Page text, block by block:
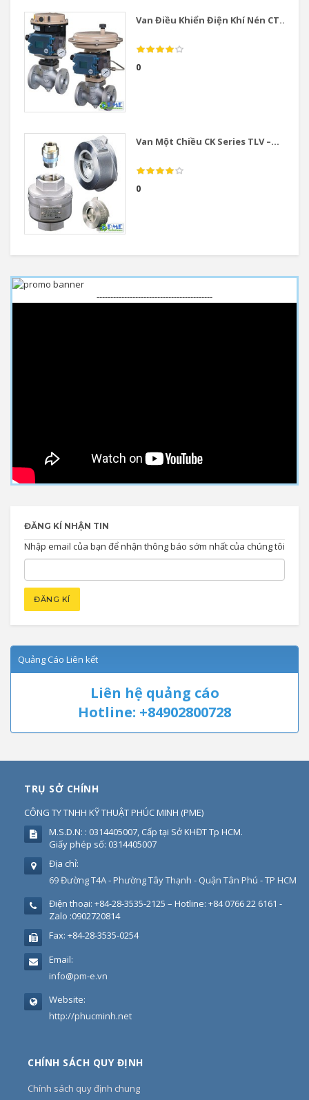
Van Điều Khiển Điện Khí Nén CT...
0
Van Một Chiều CK Series TLV –...
0
------------------------------------------
ĐĂNG KÍ NHẬN TIN
Nhập email của bạn để nhận thông báo sớm nhất của chúng tôi
Quảng Cáo Liên kết
Liên hệ quảng cáo
Hotline: +84902800728
TRỤ SỞ CHÍNH
CÔNG TY TNHH KỸ THUẬT PHÚC MINH (PME)
M.S.D.N: : 0314405007, Cấp tại Sở KHĐT Tp HCM.
Giấy phép số: 0314405007
Địa chỉ:
69 Đường T4A - Phường Tây Thạnh - Quận Tân Phú - TP HCM
Điện thoại: +84-28-3535-2125 – Hotline: +84 0766 22 6161 -
Zalo :0902720814
Fax: +84-28-3535-0254
Email:
info@pm-e.vn
Website:
http://phucminh.net
CHÍNH SÁCH QUY ĐỊNH
Chính sách quy định chung